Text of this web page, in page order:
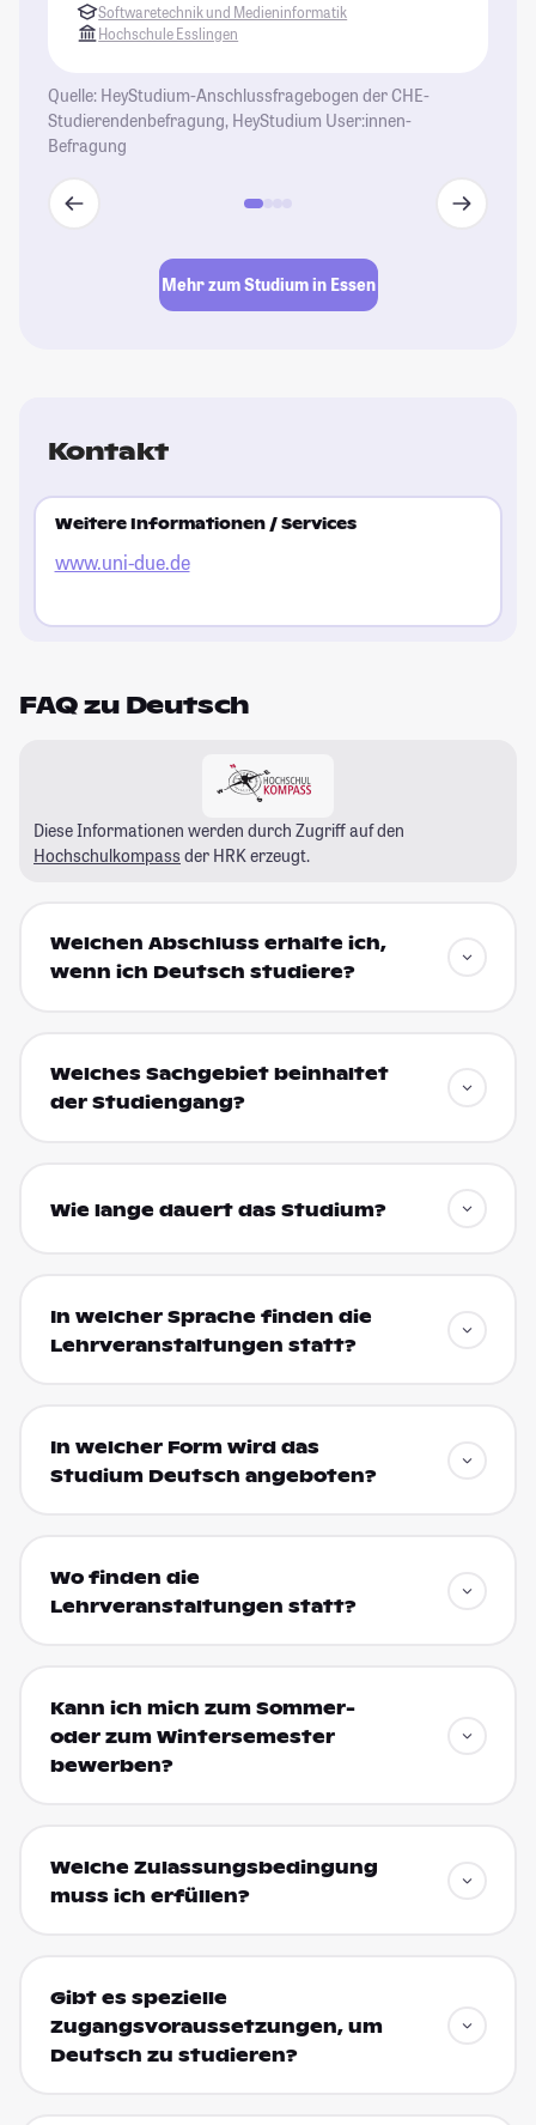
Softwaretechnik und Medieninformatik
Hochschule Esslingen
Quelle: HeyStudium-Anschlussfragebogen der CHE-
Studierendenbefragung, HeyStudium User:innen-
Befragung
Mehr zum Studium in Essen
Kontakt
Weitere Informationen / Services
www.uni-due.de
FAQ zu Deutsch
Diese Informationen werden durch Zugriff auf den
Hochschulkompass der HRK erzeugt.
Welchen Abschluss erhalte ich,
wenn ich Deutsch studiere?
Welches Sachgebiet beinhaltet
der Studiengang?
Wie lange dauert das Studium?
In welcher Sprache finden die
Lehrveranstaltungen statt?
In welcher Form wird das
Studium Deutsch angeboten?
Wo finden die
Lehrveranstaltungen statt?
Kann ich mich zum Sommer-
oder zum Wintersemester
bewerben?
Welche Zulassungsbedingung
muss ich erfüllen?
Gibt es spezielle
Zugangsvoraussetzungen, um
Deutsch zu studieren?